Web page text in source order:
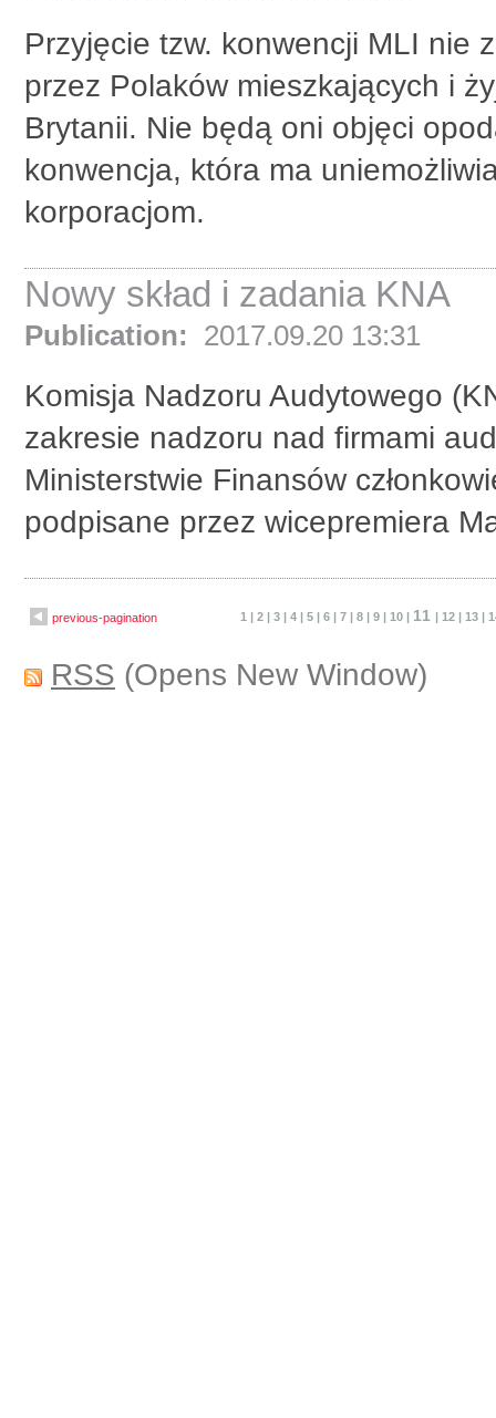
Przyjęcie tzw. konwencji MLI nie
przez Polaków mieszkających i
Brytanii. Nie będą oni objęci
konwencja, która ma
korporacjom.
Nowy skład i zadania KNA
Publication: 2017.09.20 13:31
Komisja Nadzoru Audytowego
zakresie nadzoru nad firmami
Ministerstwie Finansów
podpisane przez wicepremiera
previous-pagination 1 | 2 | 3 | 4 | 5 | 6 | 7 | 8 | 9 | 10 | 11 | 12 | 13 |
RSS (Opens New Window)